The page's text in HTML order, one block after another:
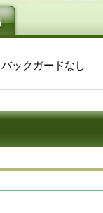
ックガードなし